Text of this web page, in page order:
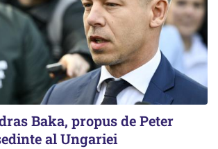
Baka, propus de Peter
al Ungariei